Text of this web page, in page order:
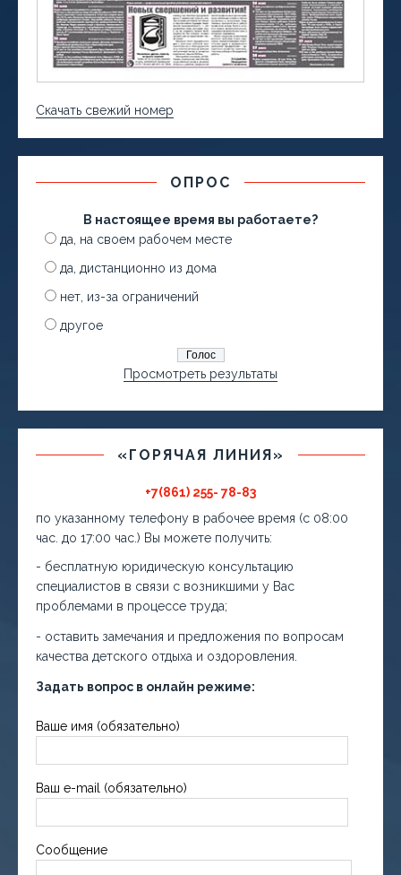
Скачать свежий номер
ОПРОС
В настоящее время вы работаете?
да, на своем рабочем месте
да, дистанционно из дома
нет, из-за ограничений
другое
Просмотреть результаты
«ГОРЯЧАЯ ЛИНИЯ»
+7(861) 255- 78-83
по указанному телефону в рабочее время (с 08:00
час. до 17:00 час.) Вы можете получить:
- бесплатную юридическую консультацию
специалистов в связи с возникшими у Вас
проблемами в процессе труда;
- оставить замечания и предложения по вопросам
качества детского отдыха и оздоровления.
Задать вопрос в онлайн режиме:
Ваше имя (обязательно)
Ваш e-mail (обязательно)
Сообщение